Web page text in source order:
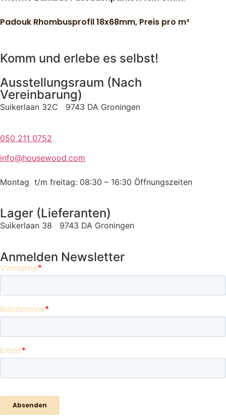
Padouk Rhombusprofil 18x68mm, Preis pro m²
Komm und erlebe es selbst!
Ausstellungsraum (Nach
Vereinbarung)
Suikerlaan 32C 9743 DA Groningen
050 211 0752
info@housewood.com
Montag t/m freitag: 08:30 – 16:30 Öffnungszeiten
Lager (Lieferanten)
Suikerlaan 38 9743 DA Groningen
Anmelden Newsletter